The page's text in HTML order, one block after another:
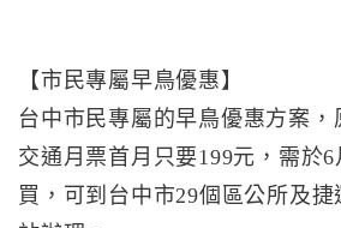
【市民專屬早鳥優惠】
台中市民專屬的早鳥優惠方案，
交通月票首月只要199元，需於
買，可到台中市29個區公所及